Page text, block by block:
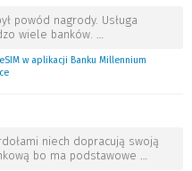
powód nagrody. Usługa
wiele banków. …
w aplikacji Banku Millennium
niech dopracują swoją
bo ma podstawowe …